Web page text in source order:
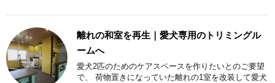
離れの和室を再生｜愛犬専用のトリミングル
ームへ
愛犬2匹のためのケアスペースを作りたいとのご要望
で、 荷物置きになっていた離れの1室を改装して愛犬